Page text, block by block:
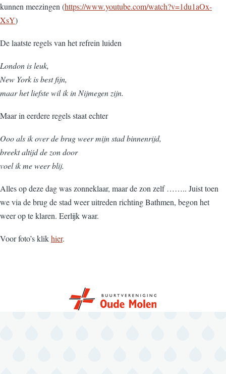
kunnen meezingen (https://www.youtube.com/watch?v=1du1aOx-
XsY)
De laatste regels van het refrein luiden
London is leuk,
New York is best fijn,
maar het liefste wil ik in Nijmegen zijn.
Maar in eerdere regels staat echter
Ooo als ik over de brug weer mijn stad binnenrijd,
breekt altijd de zon door
voel ik me weer blij.
Alles op deze dag was zonneklaar, maar de zon zelf …….. Juist toen
we via de brug de stad weer uitreden richting Bathmen, begon het
weer op te klaren. Eerlijk waar.
Voor foto’s klikhier.